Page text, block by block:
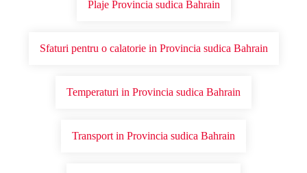
Plaje Provincia sudica Bahrain
Sfaturi pentru o calatorie in Provincia sudica Bahrain
Temperaturi in Provincia sudica Bahrain
Transport in Provincia sudica Bahrain